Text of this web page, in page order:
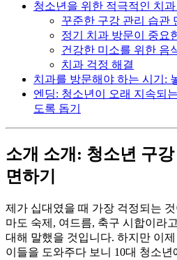
청소년을 위한 적극적인 치과
꾸준한 구강 관리 습관
정기 치과 방문이 중요
건강한 미소를 위한 음
치과 걱정 해결
치과를 방문해야 하는 시기:
엔딩: 청소년이 오래 지속되
도록 돕기
소개 소개: 청소년 구
면하기
제가 십대였을 때 가장 걱정되는
마도 숙제, 여드름, 축구 시합이라
대해 말했을 것입니다. 하지만 이
이들을 도와주다 보니 10대 청소